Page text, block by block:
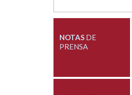
NOTASDE
PRENSA